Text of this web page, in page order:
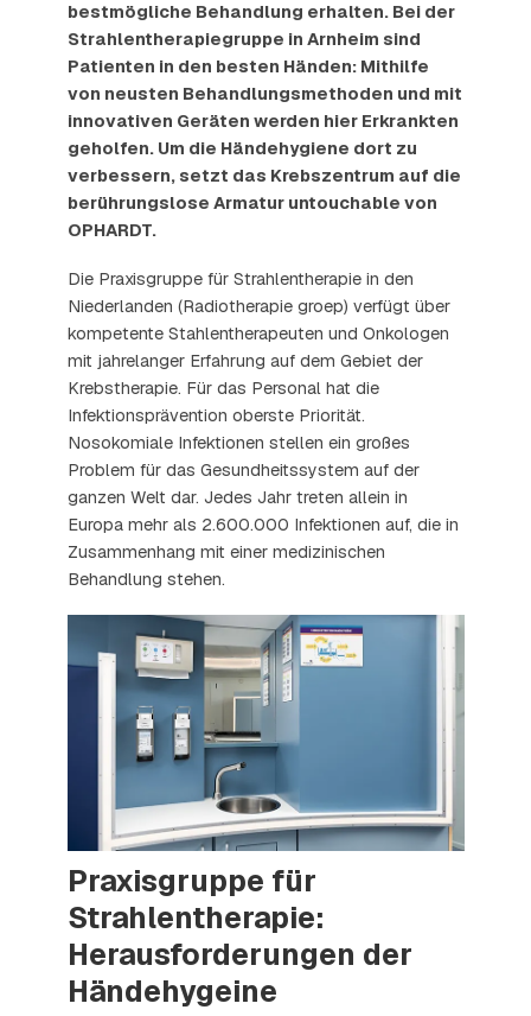
bestmögliche Behandlung erhalten. Bei der
Strahlentherapiegruppe in Arnheim sind
Patienten in den besten Händen: Mithilfe
von neusten Behandlungsmethoden und mit
innovativen Geräten werden hier Erkrankten
geholfen. Um die Händehygiene dort zu
verbessern, setzt das Krebszentrum auf die
berührungslose Armatur untouchable von
OPHARDT.
Die Praxisgruppe für Strahlentherapie in den
Niederlanden (Radiotherapie groep) verfügt über
kompetente Stahlentherapeuten und Onkologen
mit jahrelanger Erfahrung auf dem Gebiet der
Krebstherapie. Für das Personal hat die
Infektionsprävention oberste Priorität.
Nosokomiale Infektionen stellen ein großes
Problem für das Gesundheitssystem auf der
ganzen Welt dar. Jedes Jahr treten allein in
Europa mehr als 2.600.000 Infektionen auf, die in
Zusammenhang mit einer medizinischen
Behandlung stehen.
Praxisgruppe für
Strahlentherapie:
Herausforderungen der
Händehygeine